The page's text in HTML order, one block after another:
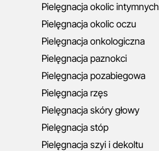
Pielęgnacja okolic intymnych
Pielęgnacja okolic oczu
Pielęgnacja onkologiczna
Pielęgnacja paznokci
Pielęgnacja pozabiegowa
Pielęgnacja rzęs
Pielęgnacja skóry głowy
Pielęgnacja stóp
Pielęgnacja szyi i dekoltu